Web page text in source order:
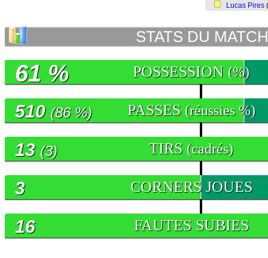
Lucas Pires
STATS DU MATCH
POSSESSION (%)
61 %
PASSES (réussies %)
510 (86 %)
TIRS (cadrés)
13 (3)
CORNERS JOUES
3
FAUTES SUBIES
16